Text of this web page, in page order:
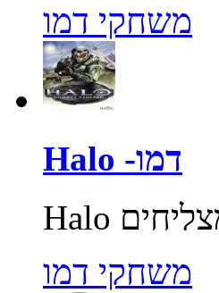
משחקי דמו
Halo -דמו
משחקי דמו